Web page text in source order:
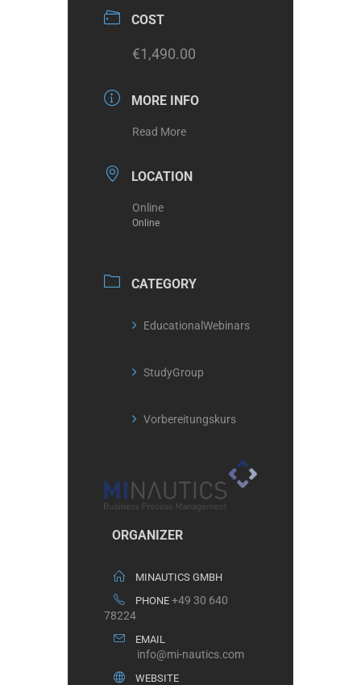
COST
€1,490.00
MORE INFO
Read More
LOCATION
Online
Online
CATEGORY
EducationalWebinars
StudyGroup
Vorbereitungskurs
ORGANIZER
MINAUTICS GMBH
PHONE +49 30 640
78224
EMAIL
info@mi-nautics.com
WEBSITE